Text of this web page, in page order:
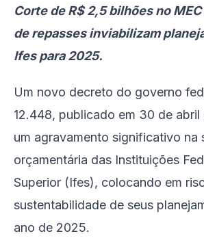
Corte de R$ 2,5 bilhões no
de repasses inviabilizam
Ifes para 2025.
Um novo decreto do governo
12.448, publicado em 30 de
um agravamento significativo na
orçamentária das Instituições
Superior (Ifes), colocando em
sustentabilidade de seus
ano de 2025.